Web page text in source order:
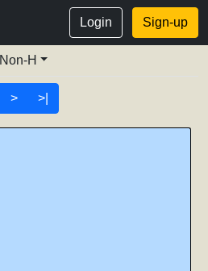
Login Sign-up
Non-H
> >|